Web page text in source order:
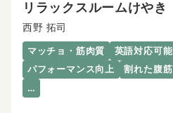
リラックスルームけやき
西野 拓司
マッチョ・筋肉質 英語対応可能
パフォーマンス向上
割れた腹筋
…